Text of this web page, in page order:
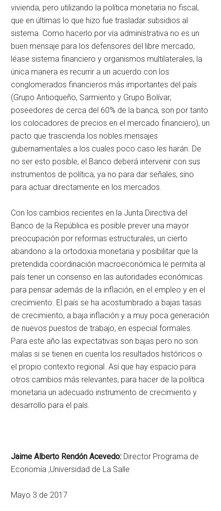
vivienda, pero utilizando la política monetaria no fiscal,
que en últimas lo que hizo fue trasladar subsidios al
sistema. Como hacerlo por vía administrativa no es un
buen mensaje para los defensores del libre mercado,
léase sistema financiero y organismos multilaterales, la
única manera es recurrir a un acuerdo con los
conglomerados financieros más importantes del país
(Grupo Antioqueño, Sarmiento y Grupo Bolívar,
poseedores de cerca del 60% de la banca, son por tanto
los colocadores de precios en el mercado financiero), un
pacto que trascienda los nobles mensajes
gubernamentales a los cuales poco caso les harán. De
no ser esto posible, el Banco deberá intervenir con sus
instrumentos de política, ya no para dar señales, sino
para actuar directamente en los mercados.
Con los cambios recientes en la Junta Directiva del
Banco de la República es posible prever una mayor
preocupación por reformas estructurales, un cierto
abandono a la ortodoxia monetaria y posibilitar que la
pretendida coordinación macroeconómica le permita al
país tener un consenso en las autoridades económicas
para pensar además de la inflación, en el empleo y en el
crecimiento. El país se ha acostumbrado a bajas tasas
de crecimiento, a baja inflación y a muy poca generación
de nuevos puestos de trabajo, en especial formales.
Para este año las expectativas son bajas pero no son
malas si se tienen en cuenta los resultados históricos o
el propio contexto regional. Así que hay espacio para
otros cambios más relevantes, para hacer de la política
monetaria un adecuado instrumento de crecimiento y
desarrollo para el país.
Jaime Alberto Rendón Acevedo: Director Programa de
Economía ,Universidad de La Salle
Mayo 3 de 2017